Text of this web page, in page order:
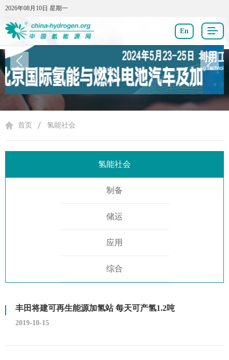
2026年08月10日 星期一
2026年08月10日 星期一
En
氢能社会
首页 氢能社会
氢能社会
制备
储运
应用
综合
丰田将建可再生能源加氢站 每天可产氢1.2吨
2019-10-15